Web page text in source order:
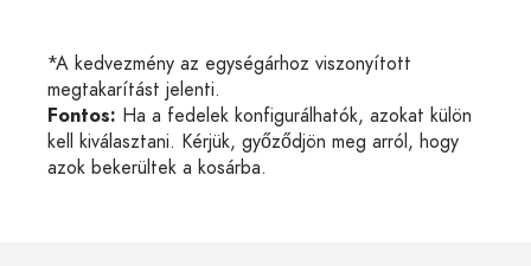
*A kedvezmény az egységárhoz viszonyított
megtakarítást jelenti.
Fontos: Ha a fedelek konfigurálhatók, azokat külön
kell kiválasztani. Kérjük, győződjön meg arról, hogy
azok bekerültek a kosárba.